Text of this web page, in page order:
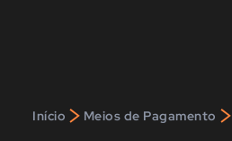
Início > Meios de Pagamento >